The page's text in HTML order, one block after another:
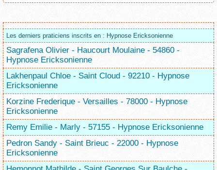
Les derniers praticiens inscrits en : Hypnose Ericksonienne
Sagrafena Olivier - Haucourt Moulaine - 54860 -
Hypnose Ericksonienne
Lakhenpaul Chloe - Saint Cloud - 92210 - Hypnose
Ericksonienne
Korzine Frederique - Versailles - 78000 - Hypnose
Ericksonienne
Remy Emilie - Marly - 57155 - Hypnose Ericksonienne
Pedron Sandy - Saint Brieuc - 22000 - Hypnose
Ericksonienne